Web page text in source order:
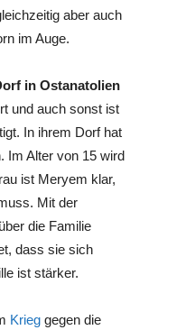
aber auch
im Auge.
in Ostanatolien
und auch sonst ist
In ihrem Dorf hat
Im Alter von 15 wird
ist Meryem klar,
Mit der
die Familie
dass sie sich
ist stärker.
Krieg gegen die